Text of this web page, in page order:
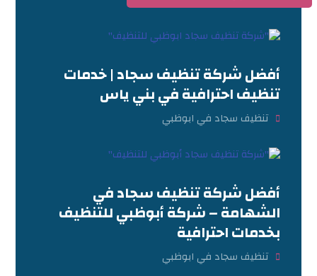
أفضل شركة تنظيف سجاد | خدمات
تنظيف احترافية في بني ياس
تنظيف سجاد في ابوظبي
أفضل شركة تنظيف سجاد في
الشهامة – شركة أبوظبي للتنظيف
بخدمات احترافية
تنظيف سجاد في ابوظبي